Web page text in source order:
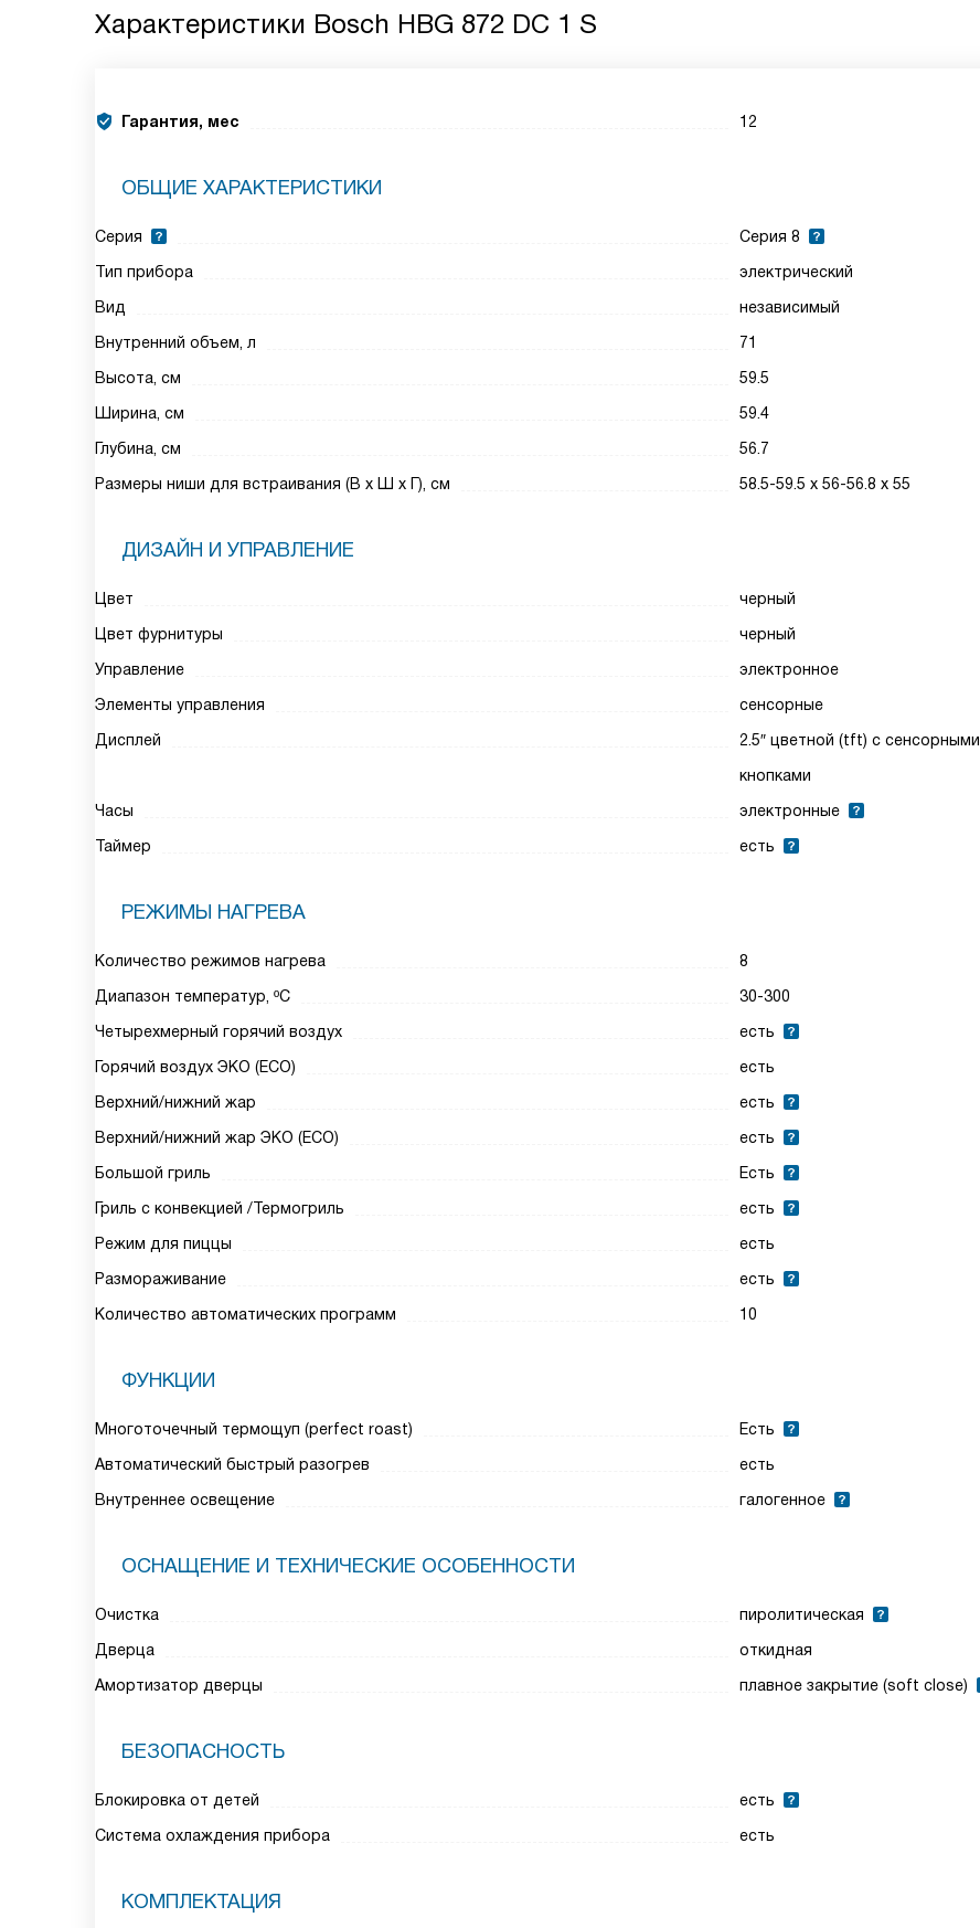
Характеристики Bosch HBG 872 DC 1 S
Гарантия, мес 12
ОБЩИЕ ХАРАКТЕРИСТИКИ
Серия
Серия 8
Тип прибора
электрический
Вид
независимый
Внутренний объем, л
71
Высота, см
59.5
Ширина, см
59.4
Глубина, см
56.7
Размеры ниши для встраивания (В х Ш х Г), см
58.5-59.5 х 56-56.8 х 55
ДИЗАЙН И УПРАВЛЕНИЕ
Цвет
черный
Цвет фурнитуры
черный
Управление
электронное
Элементы управления
сенсорные
Дисплей
2.5″ цветной (tft) с сенсорными
кнопками
Часы
электронные
Таймер
есть
РЕЖИМЫ НАГРЕВА
Количество режимов нагрева
8
Диапазон температур, ºC
30-300
Четырехмерный горячий воздух
есть
Горячий воздух ЭКО (ECO)
есть
Верхний/нижний жар
есть
Верхний/нижний жар ЭКО (ECO)
есть
Большой гриль
Есть
Гриль с конвекцией /Термогриль
есть
Режим для пиццы
есть
Размораживание
есть
Количество автоматических программ
10
ФУНКЦИИ
Многоточечный термощуп (perfect roast)
Есть
Автоматический быстрый разогрев
есть
Внутреннее освещение
галогенное
ОСНАЩЕНИЕ И ТЕХНИЧЕСКИЕ ОСОБЕННОСТИ
Очистка
пиролитическая
Дверца
откидная
Амортизатор дверцы
плавное закрытие (soft close)
БЕЗОПАСНОСТЬ
Блокировка от детей
есть
Система охлаждения прибора
есть
КОМПЛЕКТАЦИЯ